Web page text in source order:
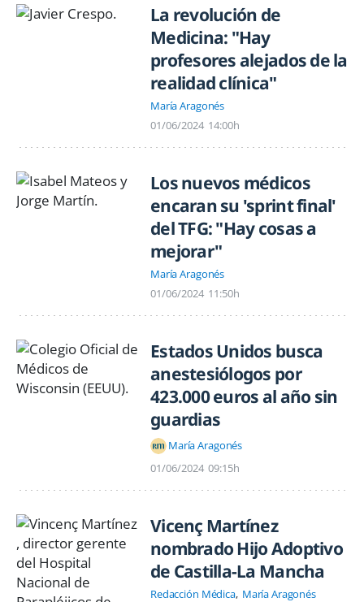
La revolución de
Medicina: "Hay
profesores alejados de la
realidad clínica"
María Aragonés
01/06/2024 14:00h
Los nuevos médicos
encaran su 'sprint final'
del TFG: "Hay cosas a
mejorar"
María Aragonés
01/06/2024 11:50h
Estados Unidos busca
anestesiólogos por
423.000 euros al año sin
guardias
María Aragonés
01/06/2024 09:15h
Vicenç Martínez
nombrado Hijo Adoptivo
de Castilla-La Mancha
Redacción Médica María Aragonés